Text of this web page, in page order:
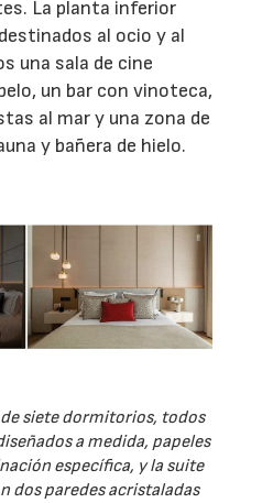
La planta inferior
al ocio y al
una sala de cine
un bar con vinoteca,
al mar y una zona de
y bañera de hielo.
siete dormitorios, todos
a medida, papeles
específica, y la suite
dos paredes acristaladas